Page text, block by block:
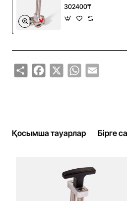
302400₸
Share Facebook
X WhatsAppEmail
Қосымша тауарлар Бірге